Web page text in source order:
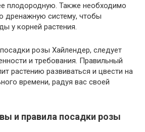
плодородную. Также необходимо
дренажную систему, чтобы
у корней растения.
розы Хайлендер, следует
и требования. Правильный
растению развиваться и цвести на
времени, радуя вас своей
и правила посадки розы